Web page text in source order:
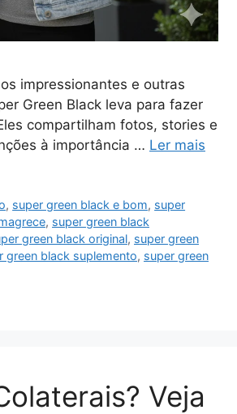
impressionantes e outras
Green Black leva para fazer
compartilham fotos, stories e
à importância … Ler mais
, super green black e bom, super
, super green black
green black original, super green
green black suplemento, super green
Veja